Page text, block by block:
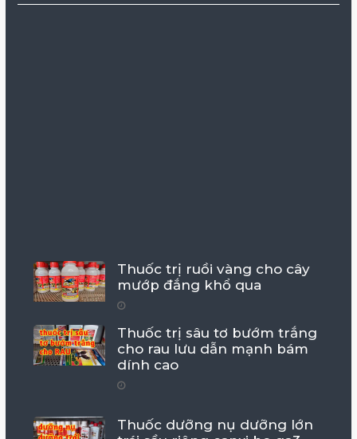
Thuốc trị ruồi vàng cho cây
mướp đắng khổ qua
Thuốc trị sâu tơ bướm trắng
cho rau lưu dẫn mạnh bám
dính cao
Thuốc dưỡng nụ dưỡng lớn